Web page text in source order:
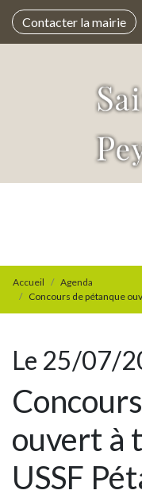
Contacter la mairie
Accueil
Agenda
Concours de pétanque
Le 25/07/
ouvert à
USSF